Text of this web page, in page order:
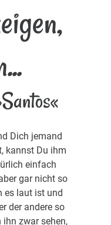
Dich jemand
kannst Du ihm
einfach
gar nicht so
es laut ist und
der andere so
zwar sehen,